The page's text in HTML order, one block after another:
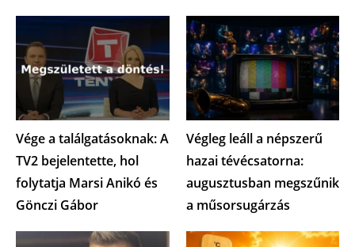
Vége a találgatásoknak: A
TV2 bejelentette, hol
folytatja Marsi Anikó és
Gönczi Gábor
Végleg leáll a népszerű
hazai tévécsatorna:
augusztusban megszűnik
a műsorsugárzás